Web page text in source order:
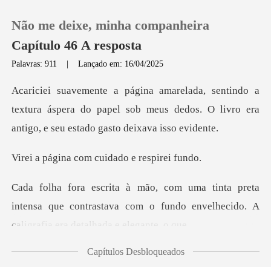
0
Histórico
Não me deixe, minha companheira
Capítulo 46 A resposta
Palavras: 911 |Lançado em: 16/04/2025
textura áspera do papel sob meus dedos. O livro er
com cuidado e r
ta
intensa que contrastava com o fundo envelheci
Capítulos Desbloqueados